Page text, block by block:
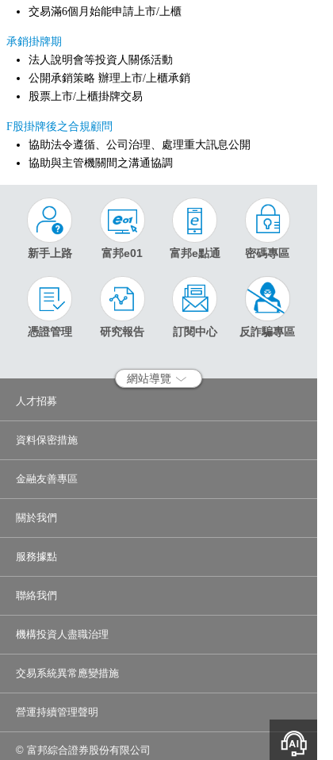
交易滿6個月始能申請上市/上櫃
承銷掛牌期
法人說明會等投資人關係活動
公開承銷策略 辦理上市/上櫃承銷
股票上市/上櫃掛牌交易
F股掛牌後之合規顧問
協助法令遵循、公司治理、處理重大訊息公開
協助與主管機關間之溝通協調
新手上路 富邦e01 富邦e點通 密碼專區
憑證管理 研究報告 訂閱中心 反詐騙專區
智能客服
網站導覽
人才招募
資料保密措施
金融友善專區
關於我們
服務據點
聯絡我們
機構投資人盡職治理
交易系統異常應變措施
營運持續管理聲明
© 富邦綜合證券股份有限公司